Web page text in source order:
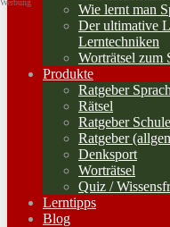
Wie lernt man
Der ultimative
Lerntechniken
Worträtsel zum
Produkte
Ratgeber
Rätsel
Ratgeber Schule
Ratgeber
Denksport
Worträtsel
Quiz /
Lerntipps
Blog
Werbung